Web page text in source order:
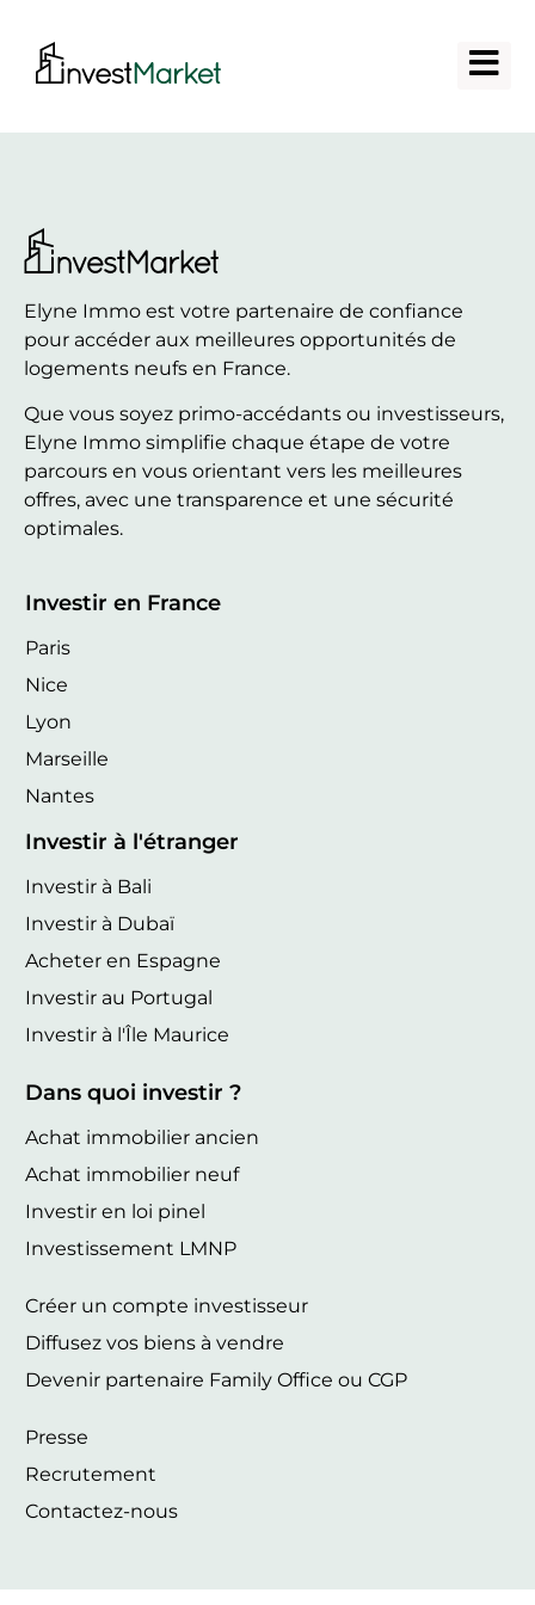
Elyne Immo est votre partenaire de confiance
pour accéder aux meilleures opportunités de
logements neufs en France.
Que vous soyez primo-accédants ou investisseurs,
Elyne Immo simplifie chaque étape de votre
parcours en vous orientant vers les meilleures
offres, avec une transparence et une sécurité
optimales.
Investir en France
Paris
Nice
Lyon
Marseille
Nantes
Investir à l'étranger
Investir à Bali
Investir à Dubaï
Acheter en Espagne
Investir au Portugal
Investir à l'Île Maurice
Dans quoi investir ?
Achat immobilier ancien
Achat immobilier neuf
Investir en loi pinel
Investissement LMNP
Créer un compte investisseur
Diffusez vos biens à vendre
Devenir partenaire Family Office ou CGP
Presse
Recrutement
Contactez-nous